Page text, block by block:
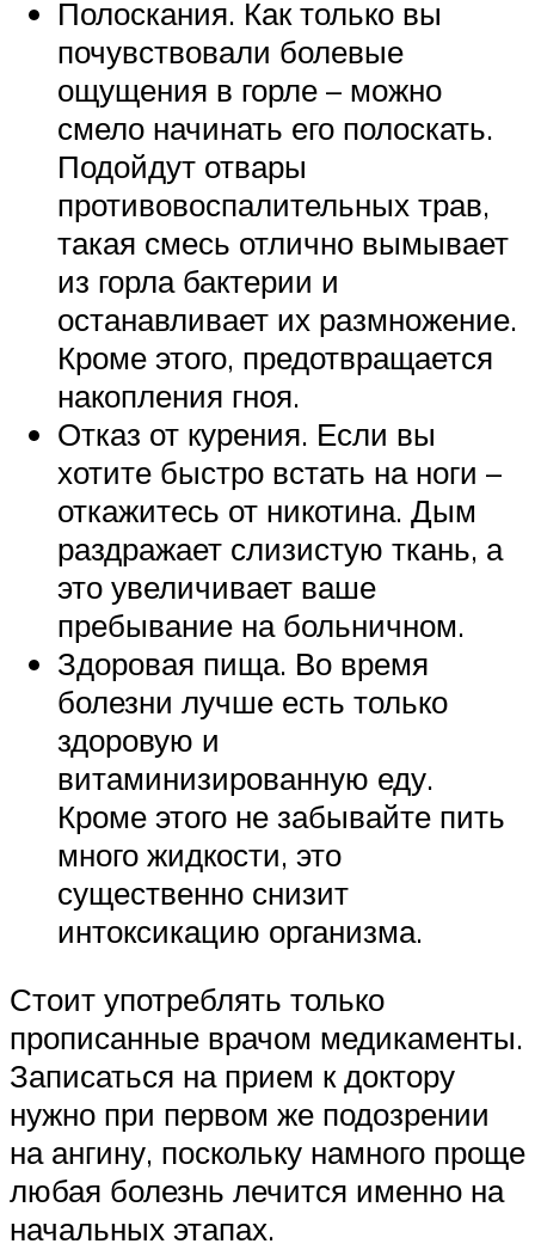
Полоскания. Как только вы
почувствовали болевые
ощущения в горле – можно
смело начинать его полоскать.
Подойдут отвары
противовоспалительных трав,
такая смесь отлично вымывает
из горла бактерии и
останавливает их размножение.
Кроме этого, предотвращается
накопления гноя.
Отказ от курения. Если вы
хотите быстро встать на ноги –
откажитесь от никотина. Дым
раздражает слизистую ткань, а
это увеличивает ваше
пребывание на больничном.
Здоровая пища. Во время
болезни лучше есть только
здоровую и
витаминизированную еду.
Кроме этого не забывайте пить
много жидкости, это
существенно снизит
интоксикацию организма.
Стоит употреблять только
прописанные врачом медикаменты.
Записаться на прием к доктору
нужно при первом же подозрении
на ангину, поскольку намного проще
любая болезнь лечится именно на
начальных этапах.